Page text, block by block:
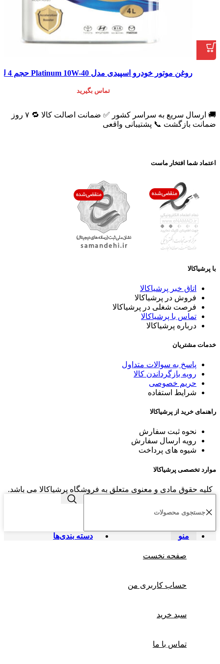
روغن موتور خودرو اسپیدی مدل Platinum 10W-40 حجم 4 لیتر
تماس بگیرید
🚚 ارسال سریع به سراسر کشور ✅ ضمانت اصالت کالا 🔁 ۷ روز
ضمانت بازگشت 📞 پشتیبانی واقعی
اعتماد شما افتخار ماست
با پرشیاکالا
اتاق خبر پرشیاکالا
فروش در پرشیاکالا
فرصت شغلی در پرشیاکالا
تماس با پرشیاکالا
درباره پرشیاکالا
خدمات مشتریان
پاسخ به سوالات متداول
رویه بازگرداندن کالا
حریم خصوصی
شرایط استفاده
راهنمای خرید از پرشیاکالا
نحوه ثبت سفارش
رویه ارسال سفارش
شیوه های پرداخت
موارد تخصصی پرشیاکالا
کلیه حقوق مادی و معنوی متعلق به فروشگاه پرشیاکالا می باشد.
منو دسته بندی‌ها
صفحه نخست
حساب کاربری من
سبد خرید
تماس با ما